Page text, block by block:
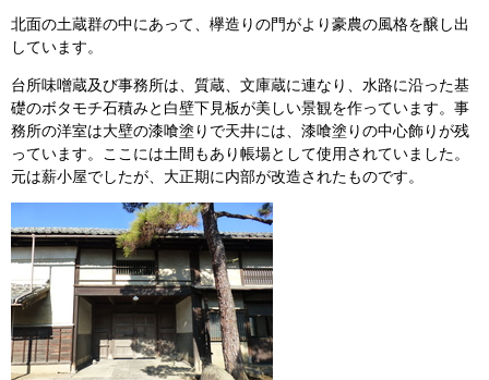
北面の土蔵群の中にあって、欅造りの門がより豪農の風格を醸し出
しています。
台所味噌蔵及び事務所は、質蔵、文庫蔵に連なり、水路に沿った基
礎のボタモチ石積みと白壁下見板が美しい景観を作っています。事
務所の洋室は大壁の漆喰塗りで天井には、漆喰塗りの中心飾りが残
っています。ここには土間もあり帳場として使用されていました。
元は薪小屋でしたが、大正期に内部が改造されたものです。